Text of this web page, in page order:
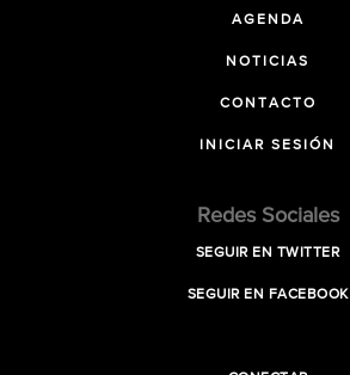
AGENDA
NOTICIAS
CONTACTO
INICIAR SESIÓN
Redes Sociales
SEGUIR EN TWITTER
SEGUIR EN FACEBOOK